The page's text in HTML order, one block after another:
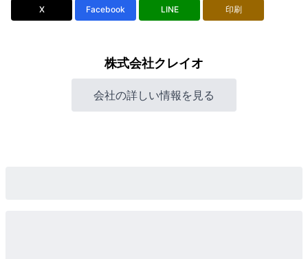
X Facebook LINE 印刷
株式会社クレイオ
会社の詳しい情報を見る